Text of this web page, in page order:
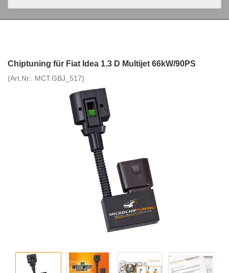
Chiptuning für Fiat Idea 1.3 D Multijet 66kW/90PS
(Art.Nr.: MCT.GBJ_517)